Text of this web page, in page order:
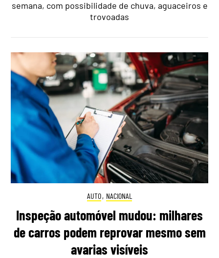
semana, com possibilidade de chuva, aguaceiros e
trovoadas
AUTO, NACIONAL
Inspeção automóvel mudou: milhares
de carros podem reprovar mesmo sem
avarias visíveis